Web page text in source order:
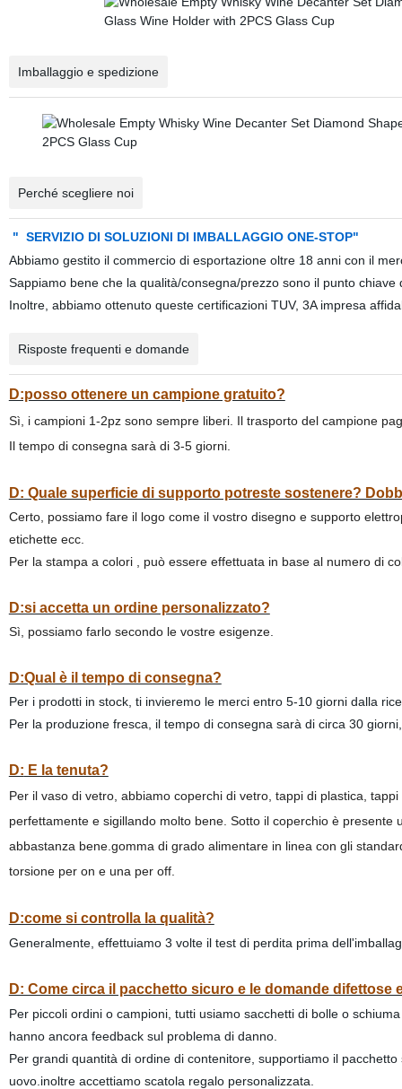
Imballaggio e spedizione
Perché scegliere noi
" SERVIZIO DI SOLUZIONI DI IMBALLAGGIO ONE-STOP"
Abbiamo gestito il commercio di esportazione oltre 18 anni con il
Sappiamo bene che la qualità/consegna/prezzo sono il punto
Inoltre, abbiamo ottenuto queste certificazioni TUV, 3A impresa
Risposte frequenti e domande
D:posso ottenere un campione gratuito?
Sì, i campioni 1-2pz sono sempre liberi. Il trasporto del campione
Il tempo di consegna sarà di 3-5 giorni.
D: Quale superficie di supporto potreste sostenere?
Certo, possiamo fare il logo come il vostro disegno e supporto
etichette ecc.
Per la stampa a colori , può essere effettuata in base al numero di
D:si accetta un ordine personalizzato?
Sì, possiamo farlo secondo le vostre esigenze.
D:Qual è il tempo di consegna?
Per i prodotti in stock, ti invieremo le merci entro 5-10 giorni dalla
Per la produzione fresca, il tempo di consegna sarà di circa 30
D: E la tenuta?
Per il vaso di vetro, abbiamo coperchi di vetro, tappi di plastica,
perfettamente e sigillando molto bene. Sotto il coperchio è
abbastanza bene.gomma di grado alimentare in linea con gli
torsione per on e una per off.
D:come si controlla la qualità?
Generalmente, effettuiamo 3 volte il test di perdita prima
D: Come circa il pacchetto sicuro e le domande difettose
Per piccoli ordini o campioni, tutti usiamo sacchetti di bolle o
hanno ancora feedback sul problema di danno.
Per grandi quantità di ordine di contenitore, supportiamo il
uovo.inoltre accettiamo scatola regalo personalizzata.